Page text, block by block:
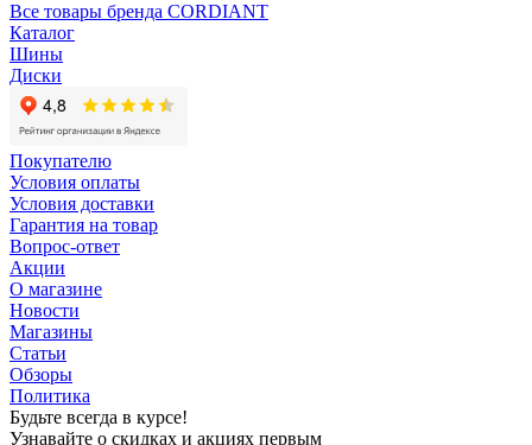
Все товары бренда CORDIANT
Каталог
Шины
Диски
Покупателю
Условия оплаты
Условия доставки
Гарантия на товар
Вопрос-ответ
Акции
О магазине
Новости
Магазины
Статьи
Обзоры
Политика
Будьте всегда в курсе!
Узнавайте о скидках и акциях первым